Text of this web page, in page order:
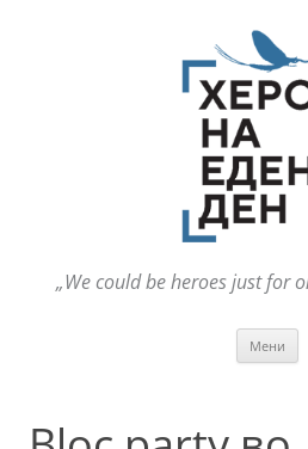
„We could be heroes just for
Мени